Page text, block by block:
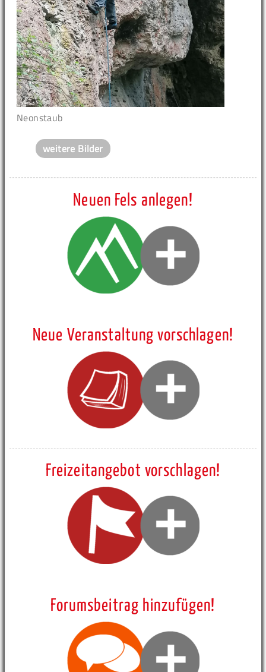
Neonstaub
weitere Bilder
Neuen Fels anlegen!
Neue Veranstaltung vorschlagen!
Freizeitangebot vorschlagen!
Forumsbeitrag hinzufügen!